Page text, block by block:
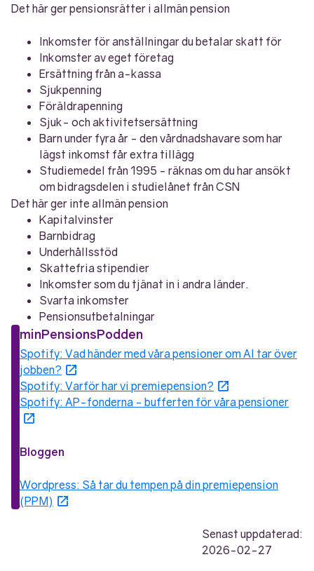
Det här ger pensionsrätter i allmän pension
Inkomster för anställningar du betalar skatt för
Inkomster av eget företag
Ersättning från a-kassa
Sjukpenning
Föräldrapenning
Sjuk- och aktivitetsersättning
Barn under fyra år - den vårdnadshavare som har
lägst inkomst får extra tillägg
Studiemedel från 1995 - räknas om du har ansökt
om bidragsdelen i studielånet från CSN
Det här ger inte allmän pension
Kapitalvinster
Barnbidrag
Underhållsstöd
Skattefria stipendier
Inkomster som du tjänat in i andra länder.
Svarta inkomster
Pensionsutbetalningar
minPensionsPodden
Spotify: Vad händer med våra pensioner om AI tar över
jobben?
Spotify: Varför har vi premiepension?
Spotify: AP-fonderna - bufferten för våra pensioner
Bloggen
Wordpress: Så tar du tempen på din premiepension
(PPM)
Senast uppdaterad:
2026-02-27